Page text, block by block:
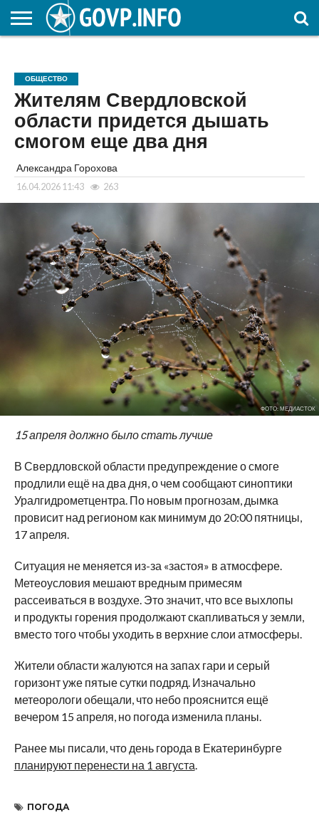
ОБРАЗОВАНИЕ
ОБЩЕСТВО
Жителям Свердловской
области придется дышать
смогом еще два дня
Александра Горохова
16.04.2026 11:43 263
ФОТО: МЕДИАСТОК
15 апреля должно было стать лучше
В Свердловской области предупреждение о смоге
продлили ещё на два дня, о чем сообщают синоптики
Уралгидрометцентра. По новым прогнозам, дымка
провисит над регионом как минимум до 20:00 пятницы,
17 апреля.
Ситуация не меняется из-за «застоя» в атмосфере.
Метеоусловия мешают вредным примесям
рассеиваться в воздухе. Это значит, что все выхлопы
и продукты горения продолжают скапливаться у земли,
вместо того чтобы уходить в верхние слои атмосферы.
Жители области жалуются на запах гари и серый
горизонт уже пятые сутки подряд. Изначально
метеорологи обещали, что небо прояснится ещё
вечером 15 апреля, но погода изменила планы.
Ранее мы писали, что день города в Екатеринбурге
планируют перенести на 1 августа.
ПОГОДА